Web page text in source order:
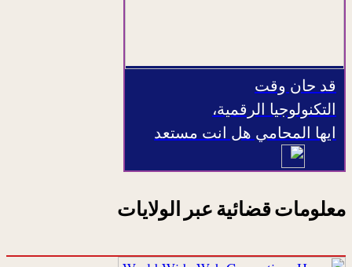
قد حان وقت
التكنولوجيا الرقمية،
ايها المحامي هل انت مستعد
معلومات قضائية عبر الولايات